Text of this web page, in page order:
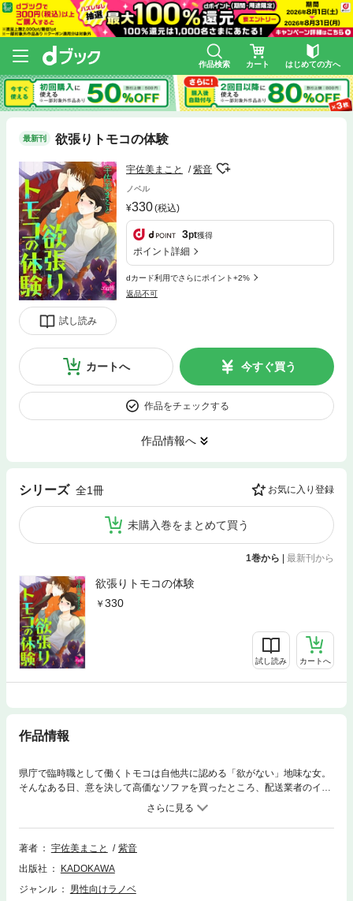
作品検索 カート はじめての方へ
最新刊 欲張りトモコの体験
試し読み
宇佐美まこと 紫音
ノベル
330(税込)
3pt獲得
ポイント詳細
dカード利用でさらにポイント+2%
返品不可
カートへ 今すぐ買う
作品をチェックする
作品情報へ
シリーズ 全1冊 お気に入り登録
未購入巻をまとめて買う
1巻から | 最新刊から
欲張りトモコの体験
330
試し読み カートへ
作品情報
県庁で臨時職として働くトモコは自他共に認める「欲がない」地味な女。
そんなある日、意を決して高価なソファを買ったところ、配送業者のイケ
メンと出会う。イケメンの猛プッシュで恋に落ちたトモコは彼と暮らし始
め、毎夜求めてくる彼から性の悦びを教えられる。ただ一つ、気に食わな
いことは、自称霊感体質の後輩がやけに彼を怖がることだった。
著者
宇佐美まこと
紫音
出版社
KADOKAWA
ジャンル
男性向けラノベ